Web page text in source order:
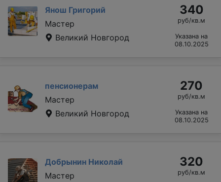
Янош Григорий
Мастер
Великий Новгород
340
руб/кв.м
Указана на
08.10.2025
пенсионерам
Мастер
Великий Новгород
270
руб/кв.м
Указана на
08.10.2025
Добрынин Николай
Мастер
320
руб/кв.м